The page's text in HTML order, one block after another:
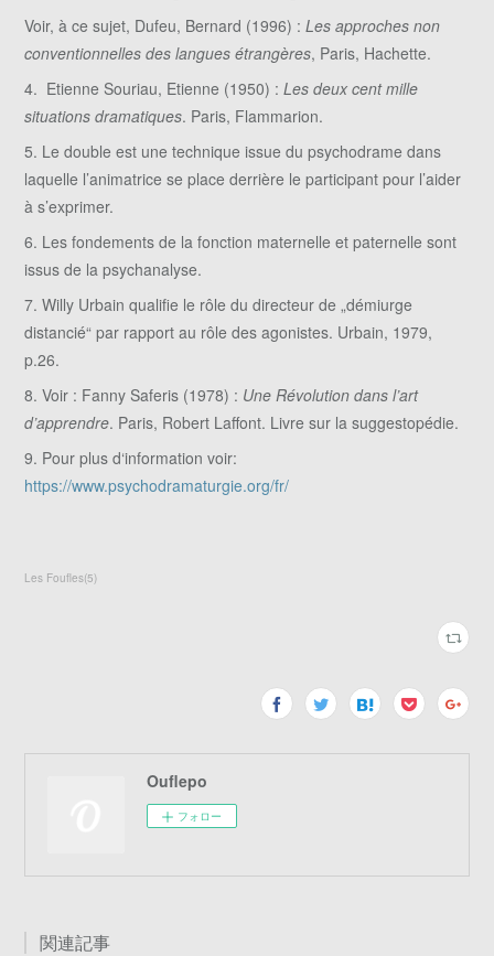
Voir, à ce sujet, Dufeu, Bernard (1996) :Les approches non
conventionnelles des langues étrangères, Paris, Hachette.
4. Etienne Souriau, Etienne (1950) :Les deux cent mille
situations dramatiques. Paris, Flammarion.
5. Le double est une technique issue du psychodrame dans
laquelle l’animatrice se place derrière le participant pour l’aider
à s’exprimer.
6. Les fondements de la fonction maternelle et paternelle sont
issus de la psychanalyse.
7. Willy Urbain qualifie le rôle du directeur de „démiurge
distancié“ par rapport au rôle des agonistes. Urbain, 1979,
p.26.
8. Voir : Fanny Saferis (1978) : Une Révolution dans l’art
d’apprendre. Paris, Robert Laffont. Livre sur la suggestopédie.
9. Pour plus d‘information voir:
https://www.psychodramaturgie.org/fr/
Les Foufles(5)
Ouflepo
フォロー
関連記事